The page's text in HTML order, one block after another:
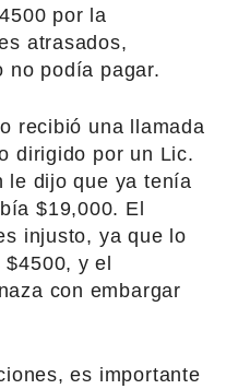
por la
atrasados,
no podía pagar.
recibió una llamada
dirigido por un Lic.
le dijo que ya tenía
$19,000. El
injusto, ya que lo
y el
con embargar
es importante